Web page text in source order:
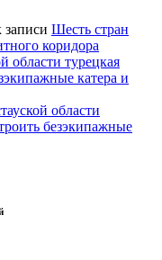
записи Шесть стран
коридора
области турецкая
катера и
области
безэкипажные